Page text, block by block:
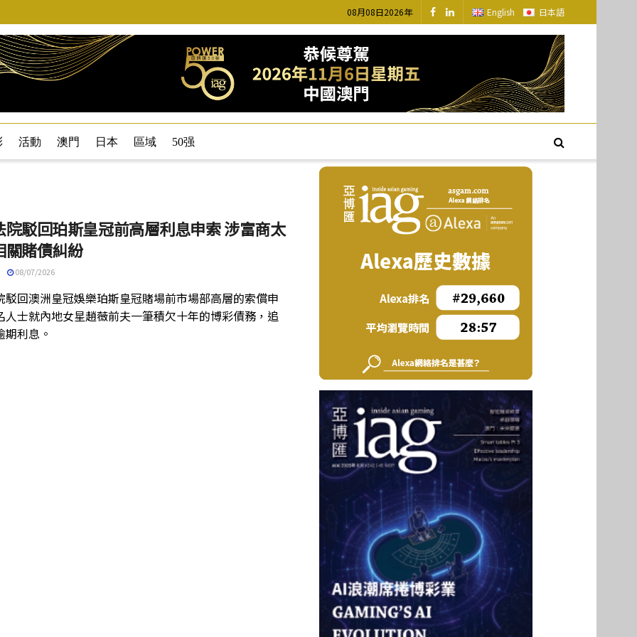
08月08日2026年 English 日本語
活動 澳門 日本 區域 50强
院駁回珀斯皇冠前高層利息申索 涉富商太
關賭債糾紛
08/07/2026
駁回澳洲皇冠娛樂珀斯皇冠賭場前市場部高層的索償申
人士就內地女星趙薇前夫一筆積欠十年的博彩債務，追
期利息。